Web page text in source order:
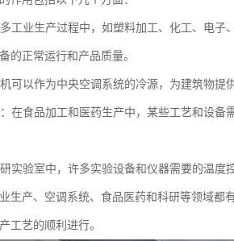
工业生产过程中，如塑料加工、化工、电
的正常运行和产品质量。
可以作为中央空调系统的冷源，为建筑物提
在食品加工和医药生产中，某些工艺和设
实验室中，许多实验设备和仪器需要的温度
生产、空调系统、食品医药和科研等领域
工艺的顺利进行。